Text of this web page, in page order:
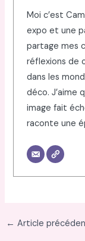
Moi c’est
expo et une
partage mes
réflexions de
dans les
déco. J’aime
image fait
raconte une
← Article